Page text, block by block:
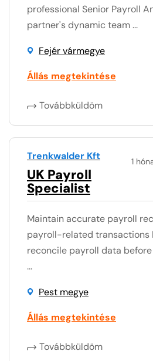
professional Senior Payroll
partner's dynamic team ...
Fejér vármegye
Állás megtekintése
Továbbküldöm
1
Trenkwalder Kft
UK Payroll
Specialist
Maintain accurate payroll
payroll-related transactions
reconcile payroll data
...
Pest megye
Állás megtekintése
Továbbküldöm